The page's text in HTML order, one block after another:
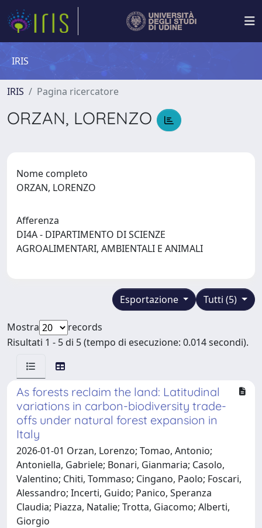
IRIS
IRIS Pagina ricercatore
ORZAN, LORENZO
Nome completo
ORZAN, LORENZO
Afferenza
DI4A - DIPARTIMENTO DI SCIENZE
AGROALIMENTARI, AMBIENTALI E ANIMALI
Tutti (5)
Esportazione
Mostra
records
Risultati 1 - 5 di 5 (tempo di esecuzione: 0.014 secondi).
As forests reclaim the land: Latitudinal
variations in carbon-biodiversity trade-
offs under natural forest expansion in
Italy
2026-01-01 Orzan, Lorenzo; Tomao, Antonio;
Antoniella, Gabriele; Bonari, Gianmaria; Casolo,
Valentino; Chiti, Tommaso; Cingano, Paolo; Foscari,
Alessandro; Incerti, Guido; Panico, Speranza
Claudia; Piazza, Natalie; Trotta, Giacomo; Alberti,
Giorgio